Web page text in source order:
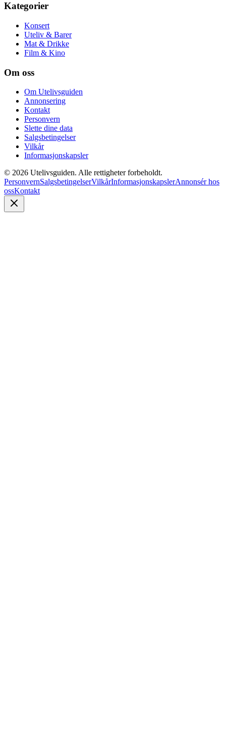
Kategorier
Konsert
Uteliv & Barer
Mat & Drikke
Film & Kino
Om oss
Om Utelivsguiden
Annonsering
Kontakt
Personvern
Slette dine data
Salgsbetingelser
Vilkår
Informasjonskapsler
© 2026 Utelivsguiden. Alle rettigheter forbeholdt.
PersonvernSalgsbetingelserVilkårInformasjonskapslerAnnonsér hos
ossKontakt